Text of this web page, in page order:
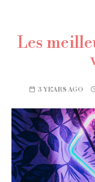
Les
3 YEARS AGO